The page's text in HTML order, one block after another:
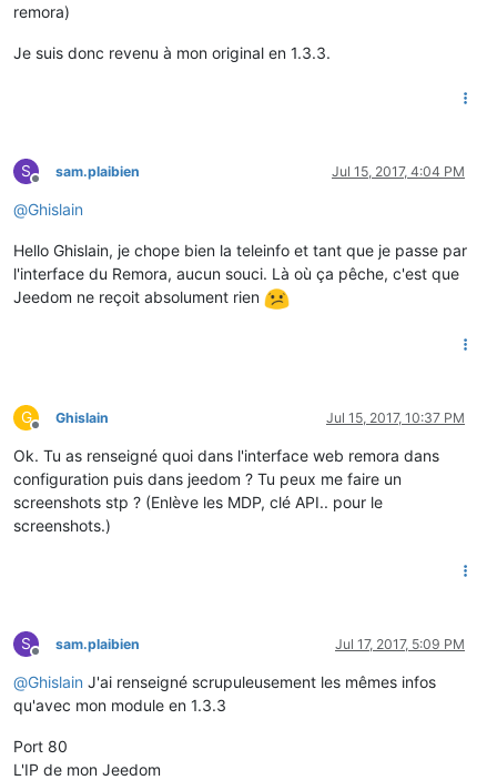
remora)
Je suis donc revenu à mon original en 1.3.3.
S
Offline
sam.plaibien Jul 15, 2017, 4:04 PM
@Ghislain
Hello Ghislain, je chope bien la teleinfo et tant que je passe par
l'interface du Remora, aucun souci. Là où ça pêche, c'est que
Jeedom ne reçoit absolument rien
G
Offline
Ghislain Jul 15, 2017, 10:37 PM
Ok. Tu as renseigné quoi dans l'interface web remora dans
configuration puis dans jeedom ? Tu peux me faire un
screenshots stp ? (Enlève les MDP, clé API.. pour le
screenshots.)
S
Offline
sam.plaibien Jul 17, 2017, 5:09 PM
@Ghislain J'ai renseigné scrupuleusement les mêmes infos
qu'avec mon module en 1.3.3
Port 80
L'IP de mon Jeedom